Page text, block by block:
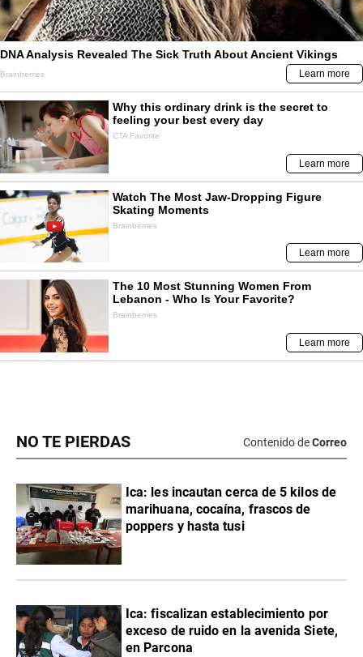
NO TE PIERDAS Contenido deCorreo
Ica: les incautan cerca de 5 kilos de
marihuana, cocaína, frascos de
poppers y hasta tusi
Ica: fiscalizan establecimiento por
exceso de ruido en la avenida Siete,
en Parcona